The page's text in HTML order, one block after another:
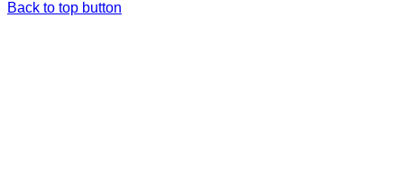
Back to top button